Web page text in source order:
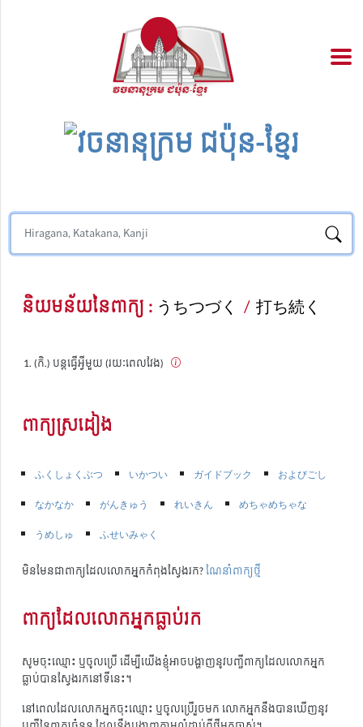
និយមន័យនៃពាក្យ : うちつづく / 打ち続く
(កិ.) បន្តធ្វើអ្វីមួយ (រយៈពេលវែង)
ពាក្យស្រដៀង
ふくしょくぶつ いかつい ガイドブック
およびごし
なかなか
がんきゅう れいきん
めちゃめちゃな
うめしゅ
ふせいみゃく
មិនមែនជាពាក្យដែលលោកអ្នកកំពុងស្វែងរក?ណែនាំពាក្យថ្មី
ពាក្យដែលលោកអ្នកធ្លាប់រក
សូមចុះឈ្មោះ ឬចូលប្រើ ដើម្បីយើងខ្ញុំអាចបង្ហាញនូវបញ្ជីពាក្យដែលលោកអ្នក
ធ្លាប់បានស្វែងរកនៅទីនេះ។
នៅពេលដែលលោកអ្នកចុះឈ្មោះ ឬចូលប្រើរួចមក លោកអ្នកនឹងបានឃើញនូវ